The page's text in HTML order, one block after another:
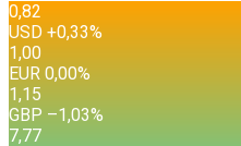
0,82
USD +0,33%
1,00
EUR 0,00%
1,15
GBP –1,03%
7,77